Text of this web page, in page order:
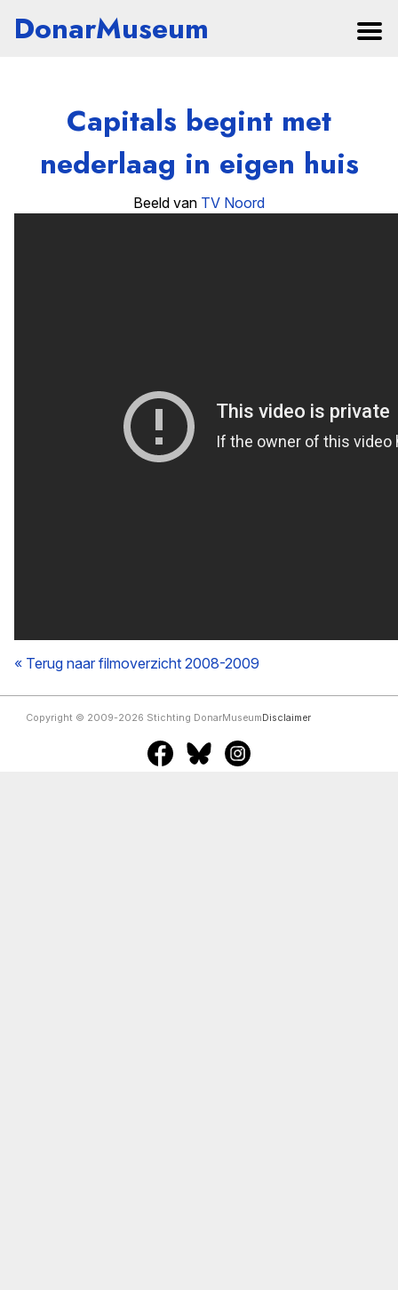
DonarMuseum
Capitals begint met
nederlaag in eigen huis
Beeld van TV Noord
« Terug naar filmoverzicht 2008-2009
Copyright © 2009-2026 Stichting DonarMuseum Disclaimer